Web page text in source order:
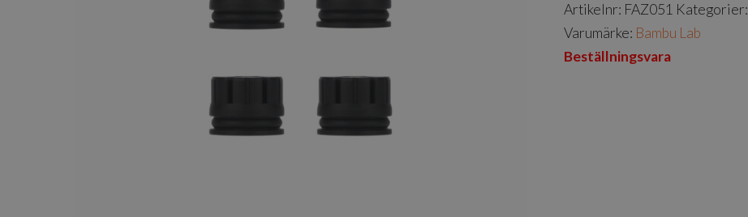
Artikelnr: FAZ051 Kategorier:
Varumärke: Bambu Lab
Beställningsvara